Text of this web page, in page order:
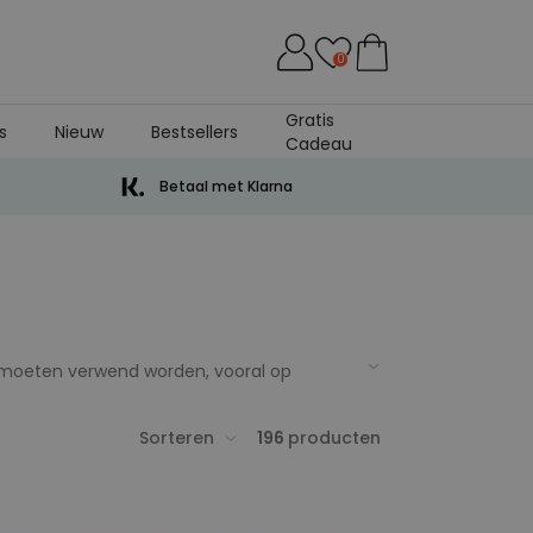
0
Nieuw Bestsellers
Gratis
Cadeau
Betaal met Klarna
verwend worden, vooral op
alle soorten en matenen
Sorteren 196 producten